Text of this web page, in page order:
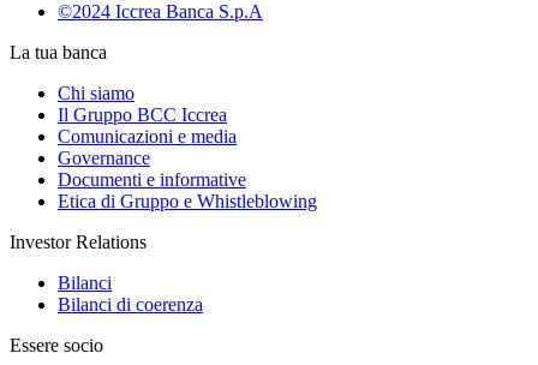
©2024 Iccrea Banca S.p.A
La tua banca
Chi siamo
Il Gruppo BCC Iccrea
Comunicazioni e media
Governance
Documenti e informative
Etica di Gruppo e Whistleblowing
Investor Relations
Bilanci
Bilanci di coerenza
Essere socio